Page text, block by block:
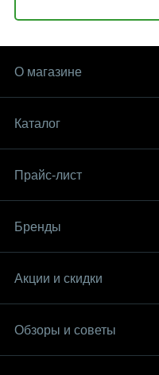
О магазине
Каталог
Прайс-лист
Бренды
Акции и скидки
Обзоры и советы